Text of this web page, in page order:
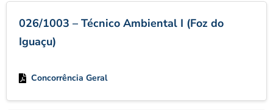
026/1003 – Técnico Ambiental I (Foz do
Iguaçu)
Concorrência Geral